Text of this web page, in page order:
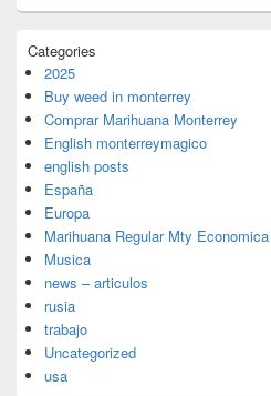
Categories
2025
Buy weed in monterrey
Comprar Marihuana Monterrey
English monterreymagico
english posts
España
Europa
Marihuana Regular Mty Economica
Musica
news – articulos
rusia
trabajo
Uncategorized
usa